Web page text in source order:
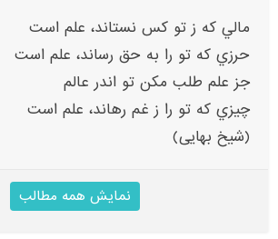
مالي که ز تو کس نستاند، علم است
حرزي که تو را به حق رساند، علم است
جز علم طلب مکن تو اندر عالم
چيزي که تو را ز غم رهاند، علم است
(شیخ بهایی)
نمایش همه مطالب